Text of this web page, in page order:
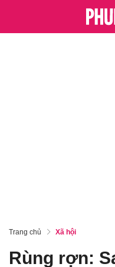
Trang chủ Xã hội
Rùng rợn: